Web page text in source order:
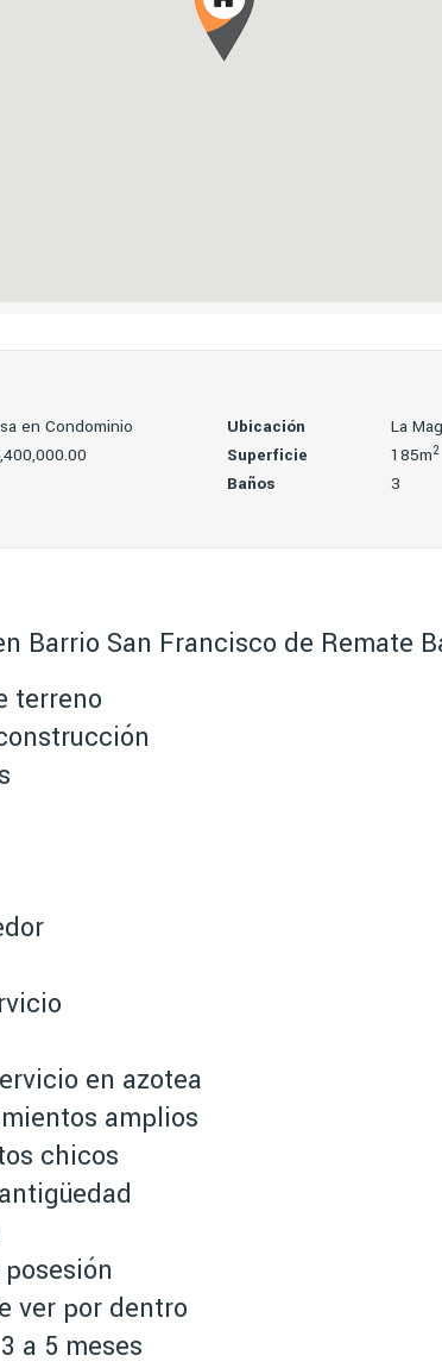
en Condominio Ubicación
La
Superficie 185m2
Baños
3
Barrio San Francisco de Remate
terreno
en azotea
amplios
chicos
ver por dentro
a 5 meses